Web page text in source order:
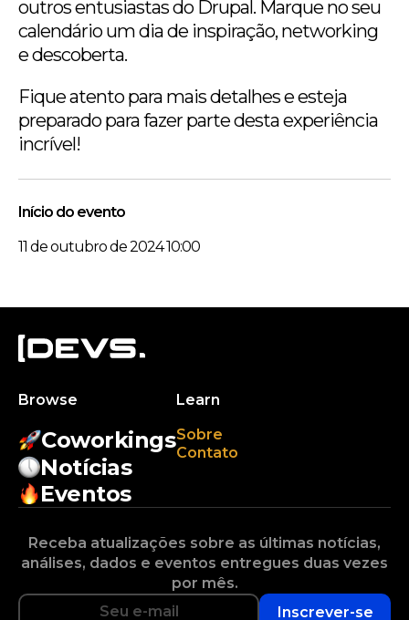
outros entusiastas do Drupal. Marque no seu
calendário um dia de inspiração, networking
e descoberta.
Fique atento para mais detalhes e esteja
preparado para fazer parte desta experiência
incrível!
Início do evento
11 de outubro de 2024 10:00
Browse
Coworkings
Notícias
Eventos
Learn
Sobre
Contato
Receba atualizações sobre as últimas notícias,
análises, dados e eventos entregues duas vezes
por mês.
Inscrever-se